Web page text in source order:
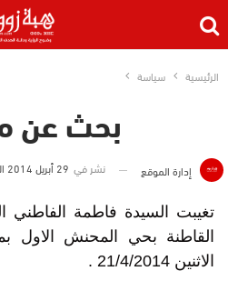
الرئيسية سياسة
بحث عن
إدارة الموقع نشر في 29 أبريل 2014 الساعة 11 و 38 دقيقة
القاطنة بحي المحنش الاول
الاثنين 21/4/2014 .